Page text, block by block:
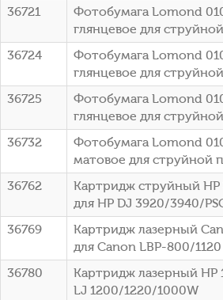
36721
Фотобумага Lomond
глянцевое для
36724
Фотобумага Lomond
глянцевое для
36725
Фотобумага Lomond
глянцевое для
36732
Фотобумага Lomond
матовое для струйной
36762
Картридж струйный HP
для HP DJ 3920/3940/
36769
Картридж лазерный
для Canon LBP-800/1120
36780
Картридж лазерный HP
LJ 1200/1220/1000W